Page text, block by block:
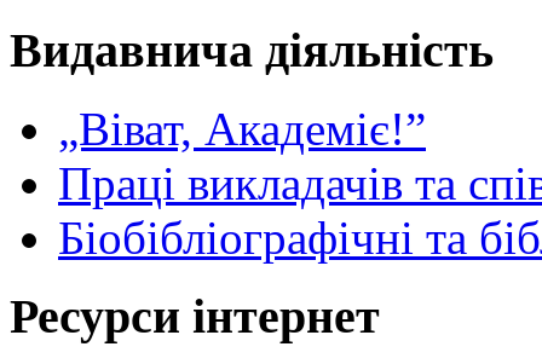
Видавнича діяльність
„Віват, Академіє!”
Праці викладачів та
Біобібліографічні та
Ресурси інтернет